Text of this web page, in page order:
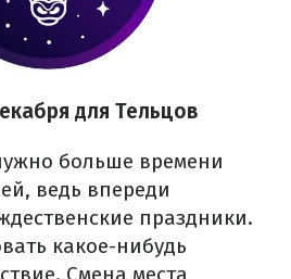
для Тельцов
больше времени
ведь впереди
праздники.
какое-нибудь
Смена места